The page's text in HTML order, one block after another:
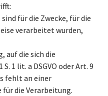
für die Zwecke, für die
verarbeitet wurden,
auf die sich die
1 lit. a DSGVO oder Art. 9
fehlt an einer
die Verarbeitung.